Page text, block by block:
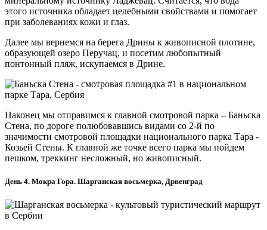
этого источника обладает целебными свойствами и помогает
при заболеваниях кожи и глаз.
Далее мы вернемся на берега Дрины к живописной плотине,
образующей озеро Перучац, и посетим любопытный
понтонный пляж, искупаемся в Дрине.
Наконец мы отправимся к главной смотровой парка – Баньска
Стена, по дороге полюбовавшись видами со 2-й по
значимости смотровой площадки национального парка Тара -
Козьей Стены. К главной же точке всего парка мы пойдем
пешком, треккинг несложный, но живописный.
День 4. Мокра Гора. Шарганская восьмерка, Дрвенград